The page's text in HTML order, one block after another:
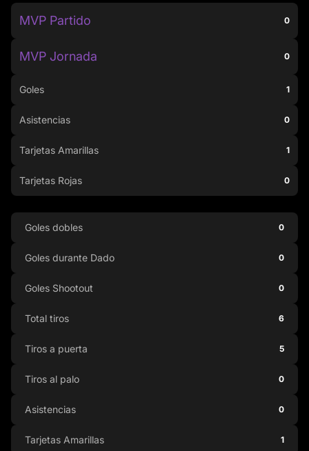
MVP Partido 0
MVP Jornada 0
Goles 1
Asistencias 0
Tarjetas Amarillas 1
Tarjetas Rojas 0
Goles dobles 0
Goles durante Dado 0
Goles Shootout 0
Total tiros 6
Tiros a puerta 5
Tiros al palo 0
Asistencias 0
Tarjetas Amarillas 1